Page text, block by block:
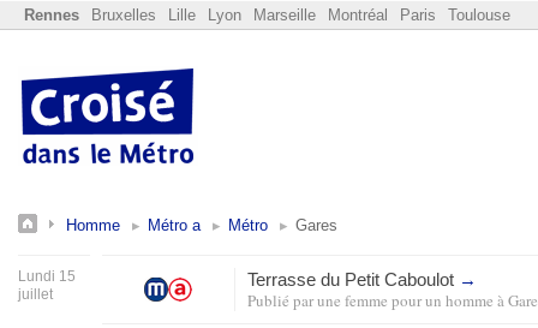
Rennes Bruxelles Lille Lyon Marseille Montréal Paris Toulouse
Homme Métro a Métro Gares
Lundi 15
juillet
Terrasse du Petit Caboulot →
Publié parune femme pour un homme à